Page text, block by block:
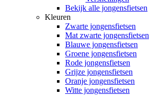
Bekijk alle jongensfietsen
Kleuren
Zwarte jongensfietsen
Mat zwarte jongensfietsen
Blauwe jongensfietsen
Groene jongensfietsen
Rode jongensfietsen
Grijze jongensfietsen
Oranje jongensfietsen
Witte jongensfietsen